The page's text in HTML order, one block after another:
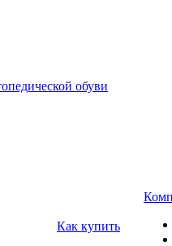
Как купить